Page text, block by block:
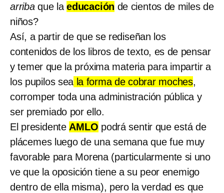
arribaque laeducación de cientos de miles de
niños?
Así, a partir de que se rediseñan los
contenidos de los libros de texto, es de pensar
y temer que la próxima materia para impartir a
los pupilos sea la forma de cobrar moches,
corromper toda una administración pública y
ser premiado por ello.
El presidente AMLO podrá sentir que está de
plácemes luego de una semana que fue muy
favorable para Morena (particularmente si uno
ve que la oposición tiene a su peor enemigo
dentro de ella misma), pero la verdad es que